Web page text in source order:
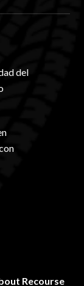
del
Recourse